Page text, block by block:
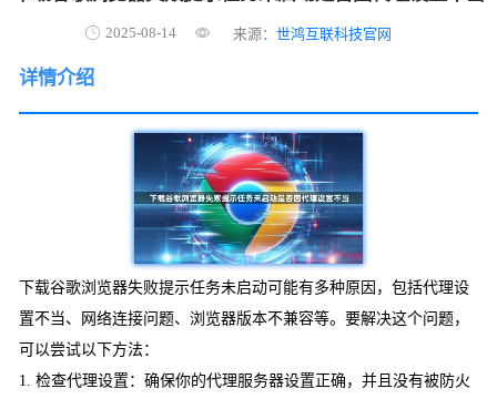
2025-08-14 来源：世鸿互联科技官网
详情介绍
下载谷歌浏览器失败提示任务未启动可能有多种原因，包括代理设
置不当、网络连接问题、浏览器版本不兼容等。要解决这个问题，
可以尝试以下方法：
1. 检查代理设置：确保你的代理服务器设置正确，并且没有被防火